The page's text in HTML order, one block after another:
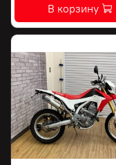
В корзину